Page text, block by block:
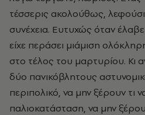
τέσσερις ακολούθως,
συνέχεια. Ευτυχώς όταν
είχε περάσει μιάμιση
στο τέλος του μαρτυρίου. Κι
δύο πανικόβλητους
περιπολικό, να μην ξέρουν τι
παλιοκατάσταση, να μην